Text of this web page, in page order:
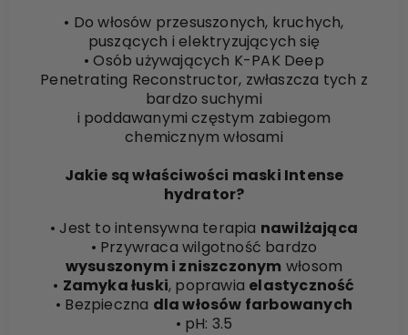
• Do włosów przesuszonych, kruchych,
puszących i elektryzujących się
• Osób używających K-PAK Deep
Penetrating Reconstructor, zwłaszcza tych z
bardzo suchymi
i poddawanymi częstym zabiegom
chemicznym włosami
Jakie są właściwości maski Intense
hydrator?
• Jest to intensywna terapia nawilżająca
• Przywraca wilgotność bardzo
wysuszonym i zniszczonym włosom
• Zamyka łuski, poprawia elastyczność
• Bezpieczna dla włosów farbowanych
• pH: 3.5